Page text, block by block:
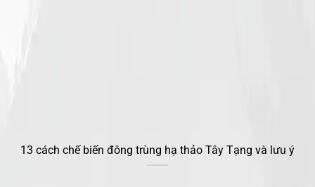
13 cách chế biến đông trùng hạ thảo Tây Tạng và lưu ý